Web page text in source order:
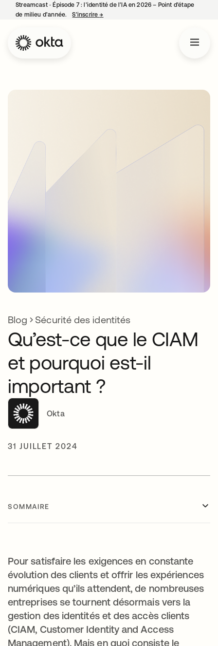
Streamcast ‑ Épisode 7 : l’identité de l’IA en 2026 – Point d’étape
de milieu d’année.
S’inscrire→
Blog Sécurité des identités
Qu’est-ce que le CIAM
et pourquoi est-il
important ?
Okta
31 JUILLET 2024
SOMMAIRE
Pour satisfaire les exigences en constante
évolution des clients et offrir les expériences
numériques qu’ils attendent, de nombreuses
entreprises se tournent désormais vers la
gestion des identités et des accès clients
(CIAM, Customer Identity and Access
Management). Mais en quoi consiste le